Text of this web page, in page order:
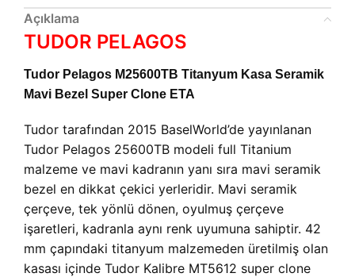
Açıklama
TUDOR PELAGOS
Tudor Pelagos M25600TB Titanyum Kasa Seramik
Mavi Bezel Super Clone ETA
Tudor tarafından 2015 BaselWorld’de yayınlanan
Tudor Pelagos 25600TB modeli full Titanium
malzeme ve mavi kadranın yanı sıra mavi seramik
bezel en dikkat çekici yerleridir. Mavi seramik
çerçeve, tek yönlü dönen, oyulmuş çerçeve
işaretleri, kadranla aynı renk uyumuna sahiptir. 42
mm çapındaki titanyum malzemeden üretilmiş olan
kasası içinde Tudor Kalibre MT5612 super clone